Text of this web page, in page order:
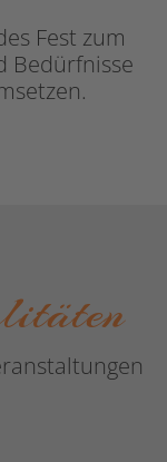
Fest zum
Bedürfnisse